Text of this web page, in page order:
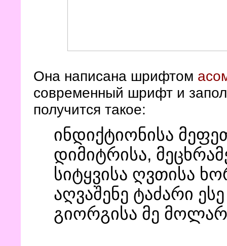
Она написана шрифтом
современный шрифт и
получится такое:
ინდიქტიონისა
დიმიტრისა,
სიტყვისა ღვთისა
აღვაშენე ტაძარი
გიორგისა მე